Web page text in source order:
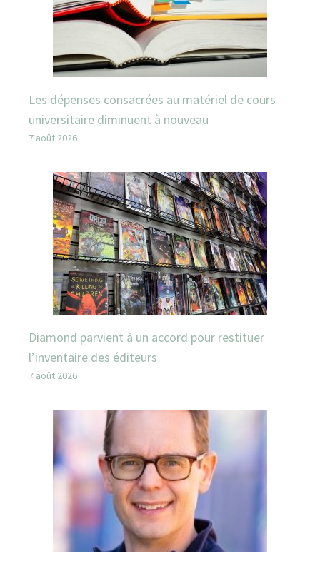
Les dépenses consacrées au matériel de cours
universitaire diminuent à nouveau
7 août 2026
Diamond parvient à un accord pour restituer
l’inventaire des éditeurs
7 août 2026